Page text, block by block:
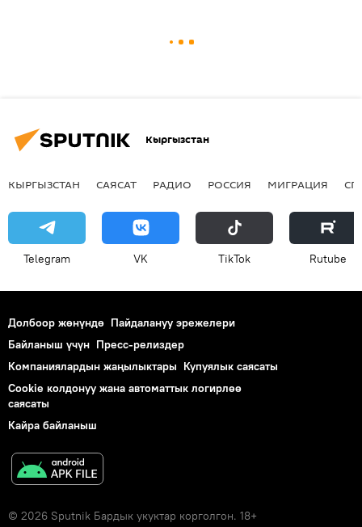
Кыргызстан
КЫРГЫЗСТАН САЯСАТ РАДИО РОССИЯ МИГРАЦИЯ
Telegram VK ТikТоk Rutube
Долбоор жөнүндө Пайдалануу эрежелери
Байланыш үчүн Пресс-релиздер
Компаниялардын жаңылыктары Купуялык саясаты
Cookie колдонуу жана автоматтык логирлөө
саясаты
Кайра байланыш
© 2026 Sputnik Бардык укуктар корголгон. 18+